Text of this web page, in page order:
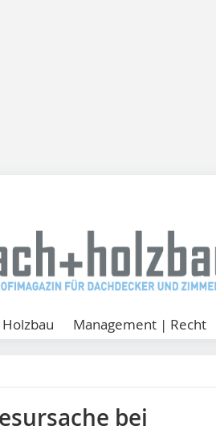
Holzbau Management | Recht
bei